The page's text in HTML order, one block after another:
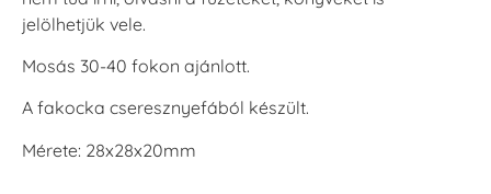
jelölhetjük vele.
Mosás 30-40 fokon ajánlott.
A fakocka cseresznyefából készült.
Mérete: 28x28x20mm